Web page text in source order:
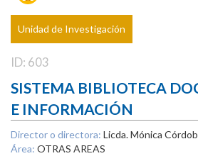
Unidad de Investigación
ID: 603
SISTEMA BIBLIOTECA
E INFORMACIÓN
Director o directora: Licda. Mónica
Área: OTRAS AREAS